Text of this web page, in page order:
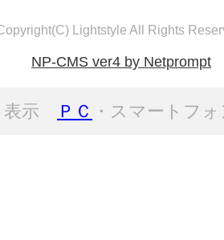
Lightstyle All Rights
NP-CMS ver4 by Netprompt
表示 ＰＣ ・スマートフ